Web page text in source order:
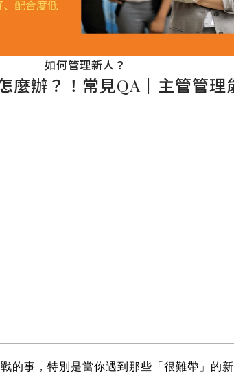
如何管理新人？
麼辦？！常見QA｜主管管理
的事，特別是當你遇到那些「很難帶」的